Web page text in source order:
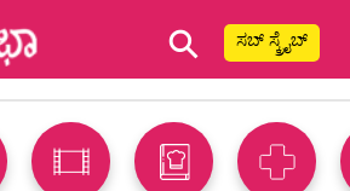
⚲ ಸಬ್ ಸ್ಕ್ರೈಬ್